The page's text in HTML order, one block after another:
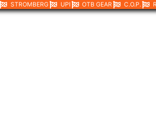
STROMBERG UPI OTB GEAR C.O.P.